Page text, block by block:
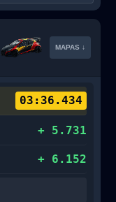
MAPAS ↓
03:36.434
+ 5.731
+ 6.152